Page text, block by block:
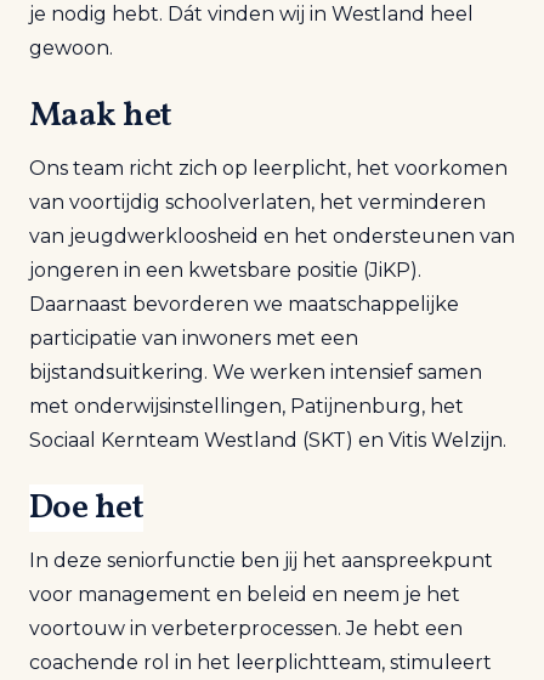
je nodig hebt. Dát vinden wij in Westland heel
gewoon.
Maak het
Ons team richt zich op leerplicht, het voorkomen
van voortijdig schoolverlaten, het verminderen
van jeugdwerkloosheid en het ondersteunen van
jongeren in een kwetsbare positie (JiKP).
Daarnaast bevorderen we maatschappelijke
participatie van inwoners met een
bijstandsuitkering. We werken intensief samen
met onderwijsinstellingen, Patijnenburg, het
Sociaal Kernteam Westland (SKT) en Vitis Welzijn.
Doe het
In deze seniorfunctie ben jij het aanspreekpunt
voor management en beleid en neem je het
voortouw in verbeterprocessen. Je hebt een
coachende rol in het leerplichtteam, stimuleert